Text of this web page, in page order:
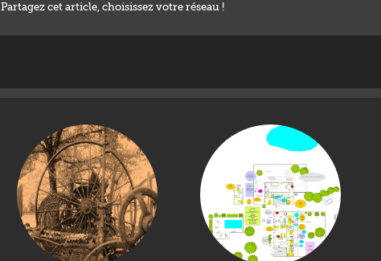
Partagez cet article, choisissez votre réseau !